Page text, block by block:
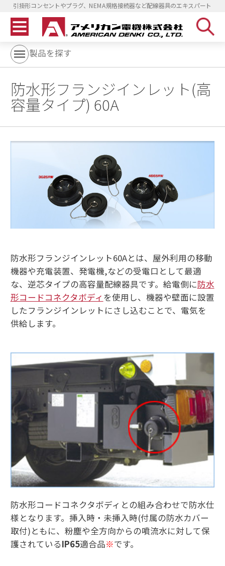
引掛形コンセントやプラグ、NEMA規格接続器など配線器具のエキスパート
製品を探す
防水形フランジインレット(高
容量タイプ) 60A
防水形フランジインレット60Aとは、屋外利用の移動
機器や充電装置、発電機,などの受電口として最適
な、逆芯タイプの高容量配線器具です。給電側に防水
形コードコネクタボディ を使用し、機器や壁面に設置
したフランジインレットにさし込むことで、電気を
供給します。
防水形コードコネクタボディとの組み合わせで防水仕
様となります。挿入時・未挿入時(付属の防水カバー
取付)ともに、粉塵や全方向からの噴流水に対して保
護されているIP65適合品※です。